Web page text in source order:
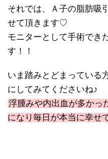
それでは、Ａ子の脂肪吸
せて頂きます♡
モニターとして手術でき
す！！
いま踏みとどまっている
にしてみてくださいね♪
浮腫みや内出血が多かっ
になり毎日が本当に幸せ